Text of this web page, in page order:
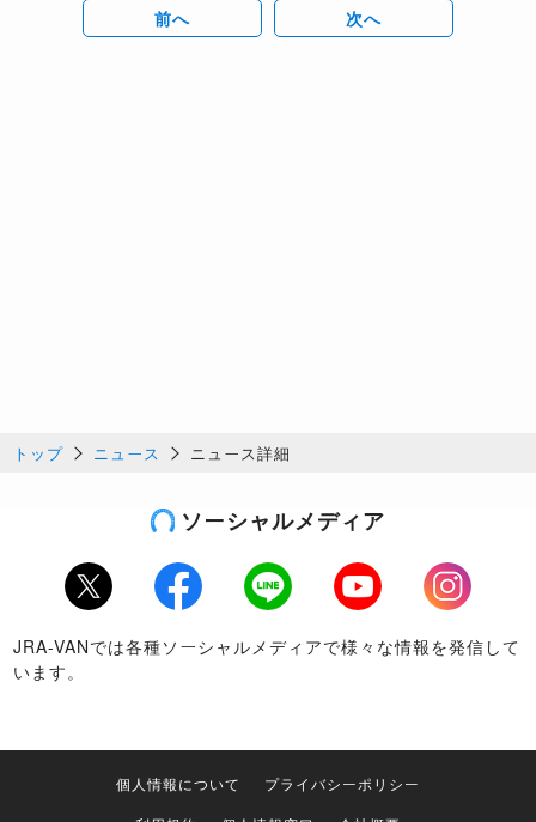
前へ 次へ
トップ ニュース ニュース詳細
ソーシャルメディア
Twitter Facebook LINE Youtube
Instagram
JRA-VANでは各種ソーシャルメディアで様々な情報を発信して
います。
個人情報について
プライバシーポリシー